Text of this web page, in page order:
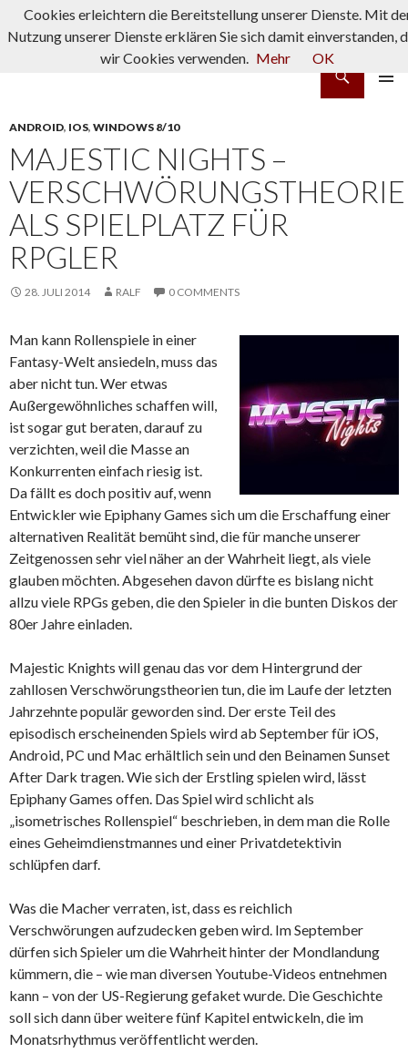
ANDROID, IOS, WINDOWS 8/10
MAJESTIC NIGHTS –
ALS SPIELPLATZ FÜR
RPGLER
28. JULI 2014 RALF 0 COMMENTS
Man kann Rollenspiele in einer
Fantasy-Welt ansiedeln, muss das
aber nicht tun. Wer etwas
Außergewöhnliches schaffen will,
ist sogar gut beraten, darauf zu
verzichten, weil die Masse an
Konkurrenten einfach riesig ist.
Da fällt es doch positiv auf, wenn
Entwickler wie Epiphany Games sich um die Erschaffung einer
alternativen Realität bemüht sind, die für manche unserer
Zeitgenossen sehr viel näher an der Wahrheit liegt, als viele
glauben möchten. Abgesehen davon dürfte es bislang nicht
allzu viele RPGs geben, die den Spieler in die bunten Diskos der
80er Jahre einladen.
Majestic Knights will genau das vor dem Hintergrund der
zahllosen Verschwörungstheorien tun, die im Laufe der letzten
Jahrzehnte populär geworden sind. Der erste Teil des
episodisch erscheinenden Spiels wird ab September für iOS,
Android, PC und Mac erhältlich sein und den Beinamen Sunset
After Dark tragen. Wie sich der Erstling spielen wird, lässt
Epiphany Games offen. Das Spiel wird schlicht als
„isometrisches Rollenspiel“ beschrieben, in dem man die Rolle
eines Geheimdienstmannes und einer Privatdetektivin
schlüpfen darf.
Was die Macher verraten, ist, dass es reichlich
Verschwörungen aufzudecken geben wird. Im September
dürfen sich Spieler um die Wahrheit hinter der Mondlandung
kümmern, die – wie man diversen Youtube-Videos entnehmen
kann – von der US-Regierung gefaket wurde. Die Geschichte
soll sich dann über weitere fünf Kapitel entwickeln, die im
Monatsrhythmus veröffentlicht werden.
Cookies erleichtern die Bereitstellung unserer Dienste. Mit
Nutzung unserer Dienste erklären Sie sich damit einverstanden,
wir Cookies verwenden. Mehr OK